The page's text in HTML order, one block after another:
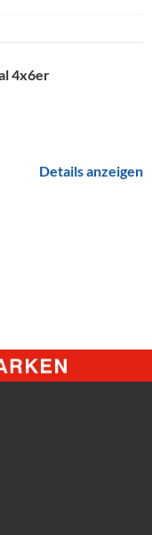
4x6er
Details anzeigen